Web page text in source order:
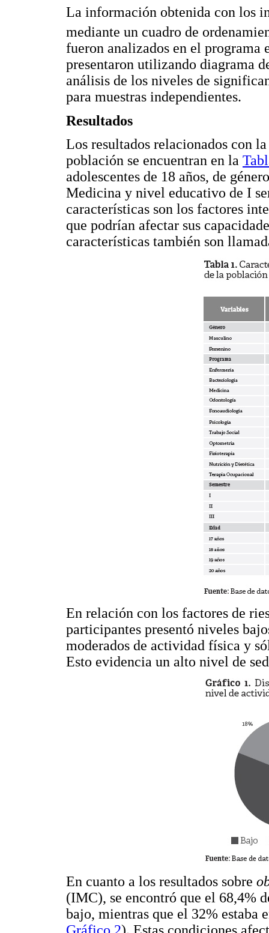
La información obtenida con los
mediante un cuadro de
fueron analizados en el programa
presentaron utilizando diagrama
análisis de los niveles de
para muestras independientes.
Resultados
Los resultados relacionados con
población se encuentran en la
adolescentes de 18 años, de
Medicina y nivel educativo de I
características son los factores
que podrían afectar sus
características también son
En relación con los factores de
participantes presentó niveles
moderados de actividad física y
Esto evidencia un alto nivel de
En cuanto a los resultados sobre
(IMC), se encontró que el 68,4%
bajo, mientras que el 32% estaba
Gráfico 2). Estas condiciones